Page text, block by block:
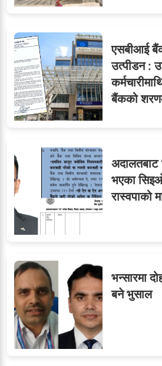
९र दुई लेखापढी व्यवसायी ३ लाख
घुससहित पक्राउ
एसबीआई
उत्पीडन :
बैंकको
अदालतबाट
भएका
रास्वपाको
भन्सारमा
बने भुसाल